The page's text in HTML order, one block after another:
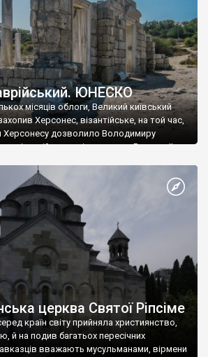
ЮНЕСКО
місяців облоги, Великий київський
Херсонес, візантійське, на той час,
Херсонесу дозволило Володимиру
візантійському імператору Василю ІІ, та
язичник, став Василем-християнином.
Русі. На честь Херсонесу Таврійського
церква Святої Ріпсіме
країн світу прийняла християнство,
й на подив багатьох пересічних
кавказців вважають мусульманами, вірмени